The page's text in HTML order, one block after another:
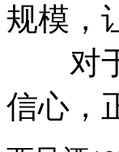
规模，
对于
信心，